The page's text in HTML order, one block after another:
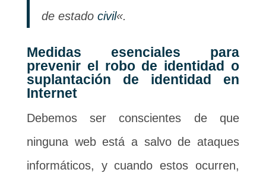
de estado civil«.
Medidas esenciales para
prevenir el robo de identidad o
suplantación de identidad en
Internet
Debemos ser conscientes de que
ninguna web está a salvo de ataques
informáticos, y cuando estos ocurren,